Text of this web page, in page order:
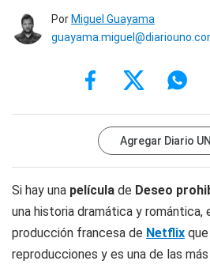
Por Miguel Guayama
Agregar Diario
Si hay una película de Deseo
una historia dramática y romántica,
producción francesa de Netflix
reproducciones y es una de las